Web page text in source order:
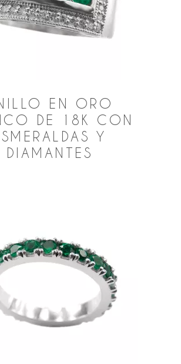
EN ORO
DE 18K CON
Y
DIAMANTES